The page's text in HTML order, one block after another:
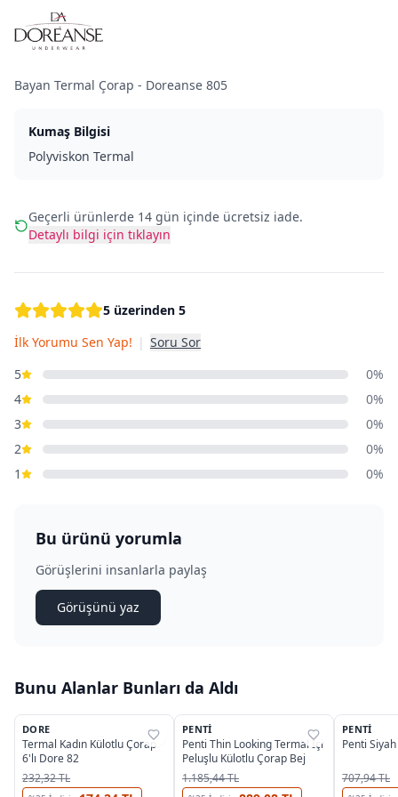
Bayan Termal Çorap - Doreanse 805
Kumaş Bilgisi
Polyviskon Termal
Geçerli ürünlerde 14 gün içinde ücretsiz iade.
Detaylı bilgi için tıklayın
5 üzerinden 5
İlk Yorumu Sen Yap! | Soru Sor
5
0%
4
0%
3
0%
2
0%
1
0%
Bu ürünü yorumla
Görüşlerini insanlarla paylaş
Görüşünü yaz
Bunu Alanlar Bunları da Aldı
%38
DORE
Termal Kadın Külotlu Çorap
6'lı Dore 82
232,32 TL
%38
PENTI
Penti Thin Looking Termal İçi
Peluşlu Külotlu Çorap Bej
1.185,44 TL
%30
PENTI
Penti
707,94 TL